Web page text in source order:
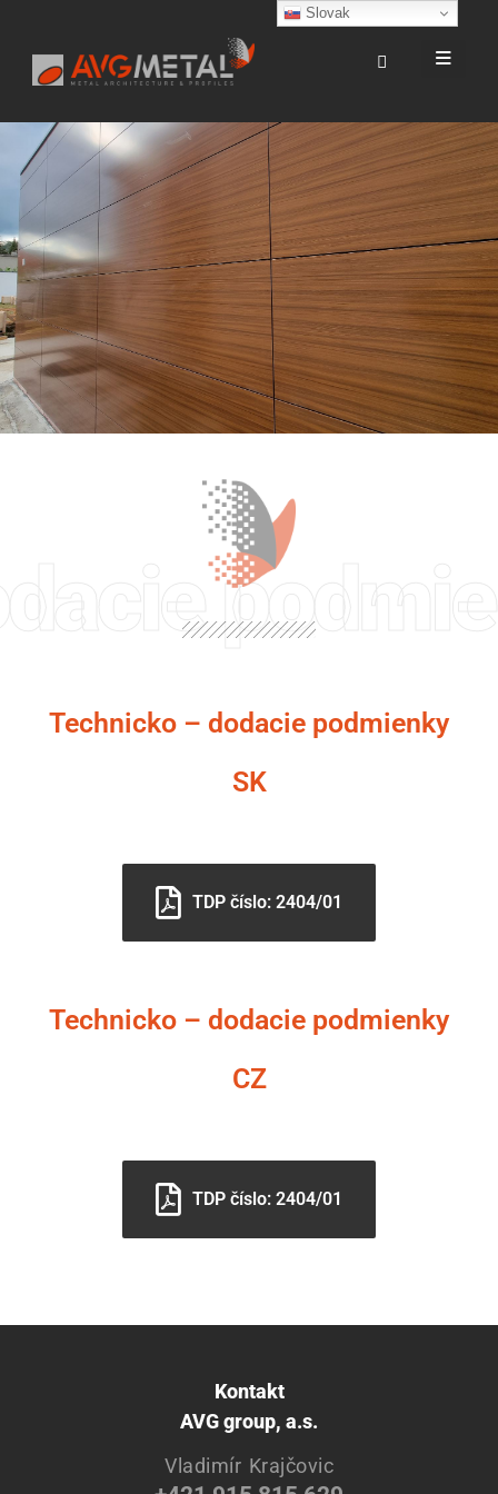
PODMIENKY
Technicko – dodacie podmienky
SK
TDP číslo: 2404/01
Technicko – dodacie podmienky
CZ
TDP číslo: 2404/01
Kontakt
AVG group, a.s.
Vladimír Krajčovic
Slovak